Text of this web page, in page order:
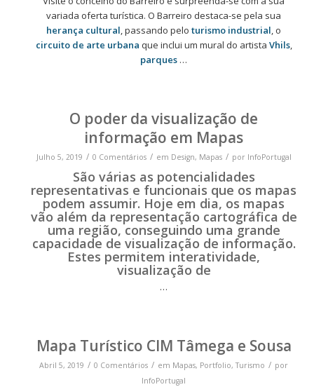
variada oferta turística. O Barreiro destaca-se pela sua
herança cultural , passando peloturismo industrial , o
circuito de arte urbana que inclui um mural do artista Vhils,
parques …
O poder da visualização de
informação em Mapas
Julho 5, 2019 / 0 Comentários / em Design, Mapas / por InfoPortugal
São várias as potencialidades
representativas e funcionais que os mapas
podem assumir. Hoje em dia, os mapas
vão além da representação cartográfica de
uma região, conseguindo uma grande
capacidade de visualização de informação.
Estes permitem interatividade,
visualização de
…
Mapa Turístico CIM Tâmega e Sousa
Abril 5, 2019 / 0 Comentários / em Mapas, Portfolio,Turismo / por
InfoPortugal